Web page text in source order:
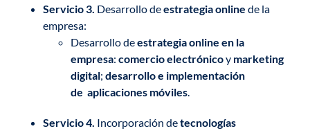
Servicio 3. Desarrollo deestrategia online de la
empresa:
Desarrollo deestrategia online en la
empresa:comercio electrónicoy marketing
digital;desarrollo e implementación
de aplicaciones móviles.
Servicio 4. Incorporación detecnologías